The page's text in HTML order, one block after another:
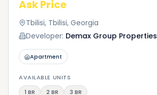
Ask Price
Tbilisi, Tbilisi, Georgia
Developer: Demax Group Properties
Apartment
AVAILABLE UNITS
1 BR
2 BR 3 BR